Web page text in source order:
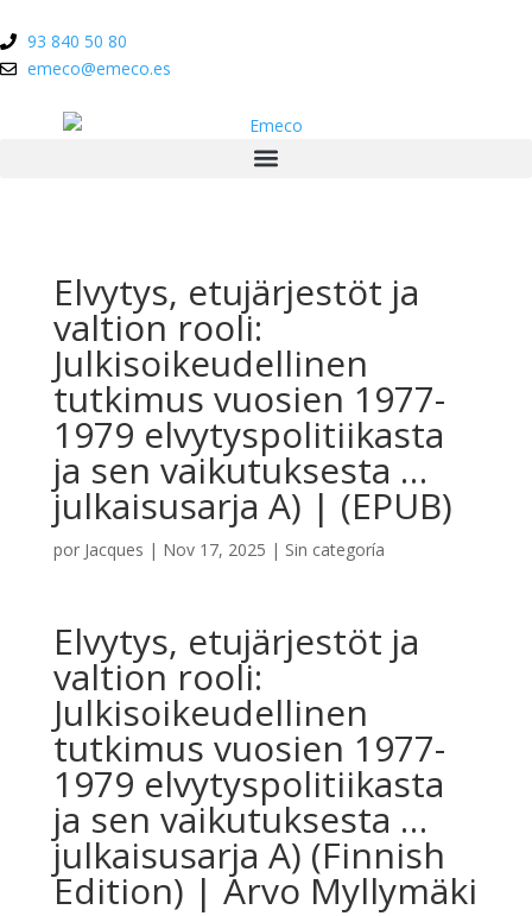
93 840 50 80
emeco@emeco.es
Elvytys, etujärjestöt ja
valtion rooli:
Julkisoikeudellinen
tutkimus vuosien 1977-
1979 elvytyspolitiikasta
ja sen vaikutuksesta …
julkaisusarja A) | (EPUB)
por Jacques | Nov 17, 2025 | Sin categoría
Elvytys, etujärjestöt ja
valtion rooli:
Julkisoikeudellinen
tutkimus vuosien 1977-
1979 elvytyspolitiikasta
ja sen vaikutuksesta …
julkaisusarja A) (Finnish
Edition) | Arvo Myllymäki